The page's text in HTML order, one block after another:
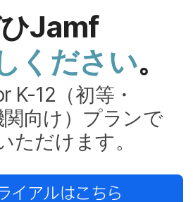
Jamf
ください。
K-12 （初等・
向け）​プランで​
ただけます。
イアルは​こちら